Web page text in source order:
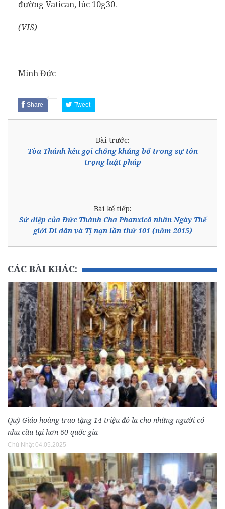
đường Vatican, lúc 10g30.
(VIS)
Minh Đức
Share Tweet
Bài trước:
Tòa Thánh kêu gọi chống khủng bố trong sự tôn
trọng luật pháp
Bài kế tiếp:
Sứ điệp của Đức Thánh Cha Phanxicô nhân Ngày Thế
giới Di dân và Tị nạn lần thứ 101 (năm 2015)
CÁC BÀI KHÁC:
Quỹ Giáo hoàng trao tặng 14 triệu đô la cho những người có
nhu cầu tại hơn 60 quốc gia
Chủ Nhật 04.05.2025